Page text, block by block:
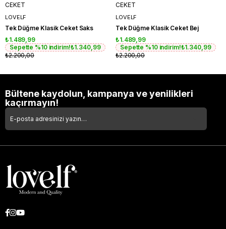
CEKET
LOVELF
Tek Düğme Klasik Ceket Saks
₺1.489,99
Sepette %10 indirim!₺1.340,99
₺2.200,00
CEKET
LOVELF
Tek Düğme Klasik Ceket Bej
₺1.489,99
Sepette %10 indirim!₺1.340,99
₺2.200,00
Bültene kaydolun, kampanya ve yenilikleri
kaçırmayın!